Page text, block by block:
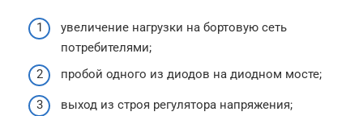
увеличение нагрузки на бортовую сеть
потребителями;
пробой одного из диодов на диодном мосте;
выход из строя регулятора напряжения;